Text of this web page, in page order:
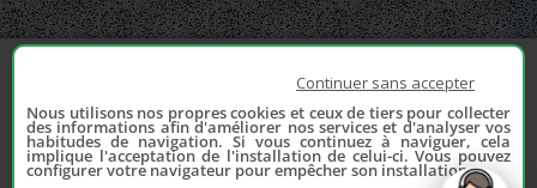
Continuer sans accepter
Nous utilisons nos propres cookies et ceux de tiers pour collecter
des informations afin d'améliorer nos services et d'analyser vos
habitudes de navigation. Si vous continuez à naviguer, cela
implique l'acceptation de l'installation de celui-ci. Vous pouvez
configurer votre navigateur pour empêcher son installation.